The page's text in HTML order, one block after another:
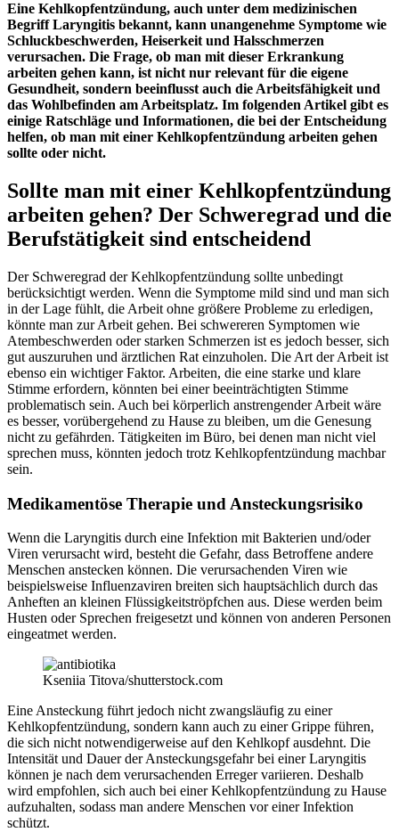
Eine Kehlkopfentzündung, auch unter dem medizinischen
Begriff Laryngitis bekannt, kann unangenehme Symptome wie
Schluckbeschwerden, Heiserkeit und Halsschmerzen
verursachen. Die Frage, ob man mit dieser Erkrankung
arbeiten gehen kann, ist nicht nur relevant für die eigene
Gesundheit, sondern beeinflusst auch die Arbeitsfähigkeit und
das Wohlbefinden am Arbeitsplatz. Im folgenden Artikel gibt es
einige Ratschläge und Informationen, die bei der Entscheidung
helfen, ob man mit einer Kehlkopfentzündung arbeiten gehen
sollte oder nicht.
Sollte man mit einer Kehlkopfentzündung
arbeiten gehen? Der Schweregrad und die
Berufstätigkeit sind entscheidend
Der Schweregrad der Kehlkopfentzündung sollte unbedingt
berücksichtigt werden. Wenn die Symptome mild sind und man sich
in der Lage fühlt, die Arbeit ohne größere Probleme zu erledigen,
könnte man zur Arbeit gehen. Bei schwereren Symptomen wie
Atembeschwerden oder starken Schmerzen ist es jedoch besser, sich
gut auszuruhen und ärztlichen Rat einzuholen. Die Art der Arbeit ist
ebenso ein wichtiger Faktor. Arbeiten, die eine starke und klare
Stimme erfordern, könnten bei einer beeinträchtigten Stimme
problematisch sein. Auch bei körperlich anstrengender Arbeit wäre
es besser, vorübergehend zu Hause zu bleiben, um die Genesung
nicht zu gefährden. Tätigkeiten im Büro, bei denen man nicht viel
sprechen muss, könnten jedoch trotz Kehlkopfentzündung machbar
sein.
Medikamentöse Therapie und Ansteckungsrisiko
Wenn die Laryngitis durch eine Infektion mit Bakterien und/oder
Viren verursacht wird, besteht die Gefahr, dass Betroffene andere
Menschen anstecken können. Die verursachenden Viren wie
beispielsweise Influenzaviren breiten sich hauptsächlich durch das
Anheften an kleinen Flüssigkeitströpfchen aus. Diese werden beim
Husten oder Sprechen freigesetzt und können von anderen Personen
eingeatmet werden.
Kseniia Titova/shutterstock.com
Eine Ansteckung führt jedoch nicht zwangsläufig zu einer
Kehlkopfentzündung, sondern kann auch zu einer Grippe führen,
die sich nicht notwendigerweise auf den Kehlkopf ausdehnt. Die
Intensität und Dauer der Ansteckungsgefahr bei einer Laryngitis
können je nach dem verursachenden Erreger variieren. Deshalb
wird empfohlen, sich auch bei einer Kehlkopfentzündung zu Hause
aufzuhalten, sodass man andere Menschen vor einer Infektion
schützt.